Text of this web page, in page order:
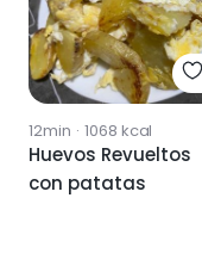
12min · 1068 kcal
Huevos Revueltos
con patatas